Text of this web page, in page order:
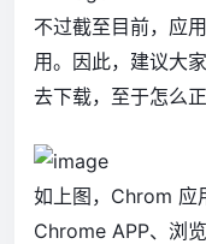
不过截至目前，应
用。因此，建议大
去下载，至于怎么
如上图，Chrom 应
Chrome APP、浏